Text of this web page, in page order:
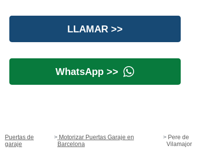
LLAMAR >>
WhatsApp >>
Puertas de
garaje
Motorizar Puertas Garaje en
Barcelona
Pere de
Vilamajor